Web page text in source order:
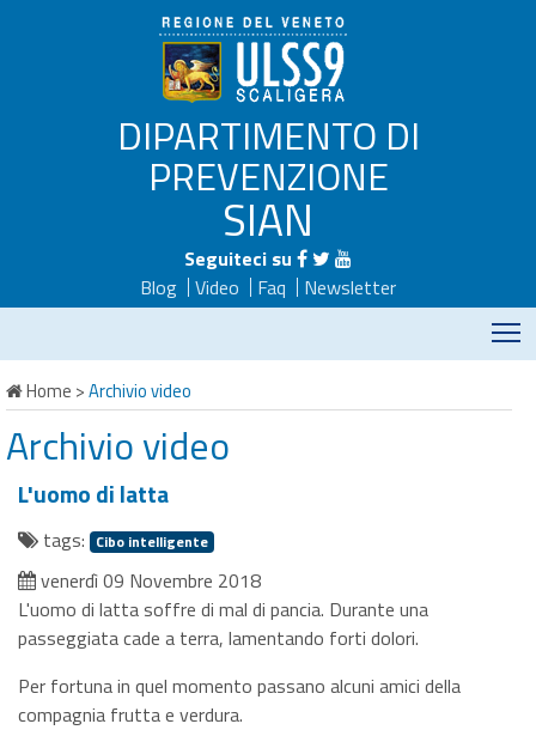
DIPARTIMENTO DI
PREVENZIONE
SIAN
Seguiteci su
Blog
Video Faq
Newsletter
Home >Archivio video
Archivio video
L'uomo di latta
tags: Cibo intelligente
venerdì 09 Novembre 2018
L'uomo di latta soffre di mal di pancia. Durante una
passeggiata cade a terra, lamentando forti dolori.
Per fortuna in quel momento passano alcuni amici della
compagnia frutta e verdura.